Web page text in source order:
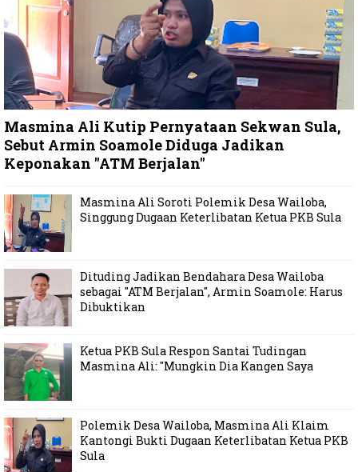
Masmina Ali Kutip Pernyataan Sekwan Sula,
Sebut Armin Soamole Diduga Jadikan
Keponakan "ATM Berjalan"
Masmina Ali Soroti Polemik Desa Wailoba,
Singgung Dugaan Keterlibatan Ketua PKB Sula
Dituding Jadikan Bendahara Desa Wailoba
sebagai "ATM Berjalan", Armin Soamole: Harus
Dibuktikan
Ketua PKB Sula Respon Santai Tudingan
Masmina Ali: "Mungkin Dia Kangen Saya
Polemik Desa Wailoba, Masmina Ali Klaim
Kantongi Bukti Dugaan Keterlibatan Ketua PKB
Sula